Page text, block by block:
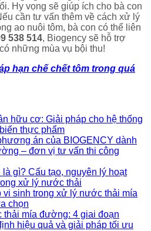
Hy vọng sẽ giúp ích cho bà con
cần tư vấn thêm về cách xử lý
ao nuôi tôm, bà con có thể liên
538 514, Biogency sẽ hỗ trợ
những mùa vụ bội thu!
hạn chế chết tôm trong quá
hữu cơ: Giải pháp cho hệ thống
thực phẩm
án của BIOGENCY dành
– đơn vị tư vấn thi công
gì? Cấu tạo, nguyên lý hoạt
xử lý nước thải
vi sinh trong xử lý nước thải mía
chọn
mía đường: 4 giai đoạn
hiệu quả và giải pháp tối ưu